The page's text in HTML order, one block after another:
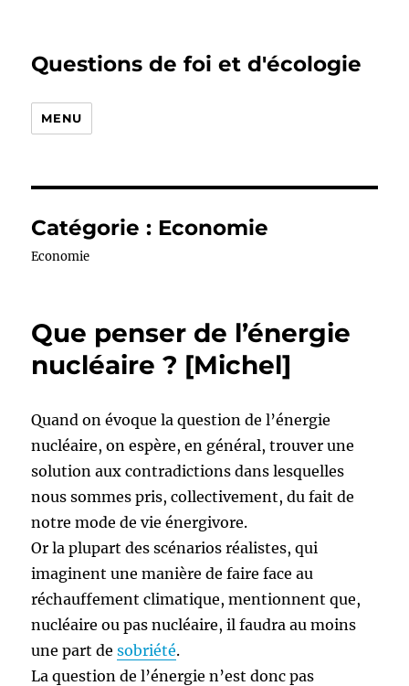
Questions de foi et d'écologie
MENU
Catégorie : Economie
Economie
Que penser de l’énergie
nucléaire ? [Michel]
Quand on évoque la question de l’énergie
nucléaire, on espère, en général, trouver une
solution aux contradictions dans lesquelles
nous sommes pris, collectivement, du fait de
notre mode de vie énergivore.
Or la plupart des scénarios réalistes, qui
imaginent une manière de faire face au
réchauffement climatique, mentionnent que,
nucléaire ou pas nucléaire, il faudra au moins
une part desobriété.
La question de l’énergie n’est donc pas